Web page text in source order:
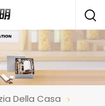
Della Casa